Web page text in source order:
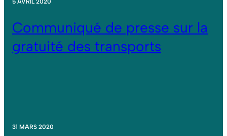
Communiqué de presse sur la
gratuité des transports
31 MARS 2020